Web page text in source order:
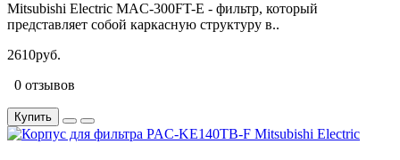
Mitsubishi Electric MAC-300FT-E - фильтр, который
представляет собой каркасную структуру в..
2610руб.
0 отзывов
Купить